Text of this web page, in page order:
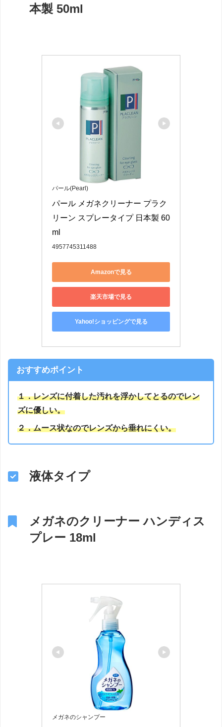
本製 50ml
パール(Pearl)
パール メガネクリーナー プラク
リーン スプレータイプ 日本製 60
ml
4957745311488
Amazonで見る
楽天市場で見る
Yahoo!ショッピングで見る
おすすめポイント
１．レンズに付着した汚れを浮かしてとるのでレン
ズに優しい。
２．ムース状なのでレンズから垂れにくい。
液体タイプ
メガネのクリーナー ハンディス
プレー 18ml
メガネのシャンプー